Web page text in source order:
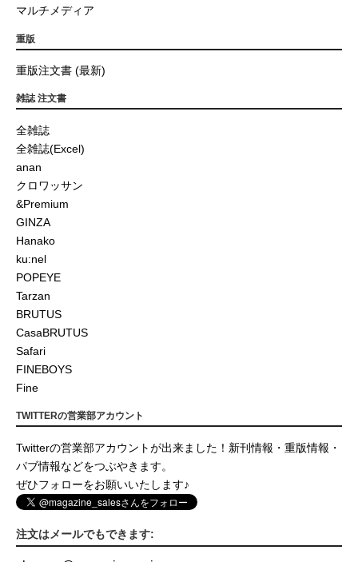
マルチメディア
重版
重版注文書 (最新)
雑誌 注文書
全雑誌
全雑誌(Excel)
anan
クロワッサン
&Premium
GINZA
Hanako
ku:nel
POPEYE
Tarzan
BRUTUS
CasaBRUTUS
Safari
FINEBOYS
Fine
TWITTERの営業部アカウント
Twitterの営業部アカウントが出来ました！新刊情報・重版情報・
パブ情報などをつぶやきます。
ぜひフォローをお願いいたします♪
注文はメールでもできます: